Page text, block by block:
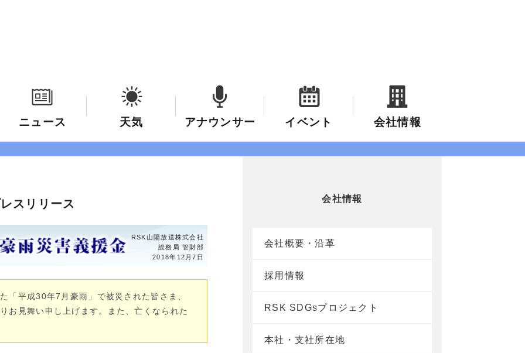
ニュース 天気 アナウンサー イベント 会社情報
スリリース
RSK山陽放送株式会社
総務局 管財部
2018年12月7日
「平成30年7月豪雨」で被災された皆さま、
お見舞い申し上げます。また、亡くなられた
会社情報
会社概要・沿革
採用情報
RSK SDGsプロジェクト
本社・支社所在地